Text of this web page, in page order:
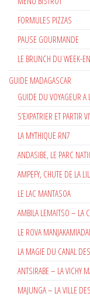
FORMULES PIZZAS
PAUSE GOURMANDE
LE BRUNCH DU WEEK-
GUIDE MADAGASCAR
GUIDE DU VOYAGEUR A
S’EXPATRIER ET PARTIR
LA MYTHIQUE RN7
ANDASIBE, LE PARC
AMPEFY, CHUTE DE LA
LE LAC MANTASOA
AMBILA LEMAITSO – LA
LE ROVA
LA MAGIE DU CANAL
ANTSIRABE – LA VICHY
MAJUNGA – LA VILLE